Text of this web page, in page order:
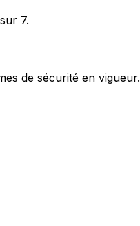
7.
de sécurité en vigueur.